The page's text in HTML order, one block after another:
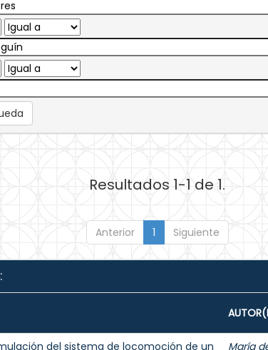
Resultados 1-1 de 1.
Anterior 1 Siguiente
del sistema de locomoción de un
María